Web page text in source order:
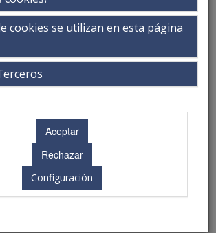
cookies se utilizan en esta página
Configuración
de Medicina Interna. Hospital Universitario
Profesor Asociado I Grado en Medicina.
especialista del Hospital Universitario La
Madrid. Doctorado por la Universidad
de Madrid. Formación posdoctoral en
en el Massachusetts General Hospital y
Medical School. Coordinador saliente del
de ecografía de la Sociedad Española de
Interna (SEMI). Director del máster título